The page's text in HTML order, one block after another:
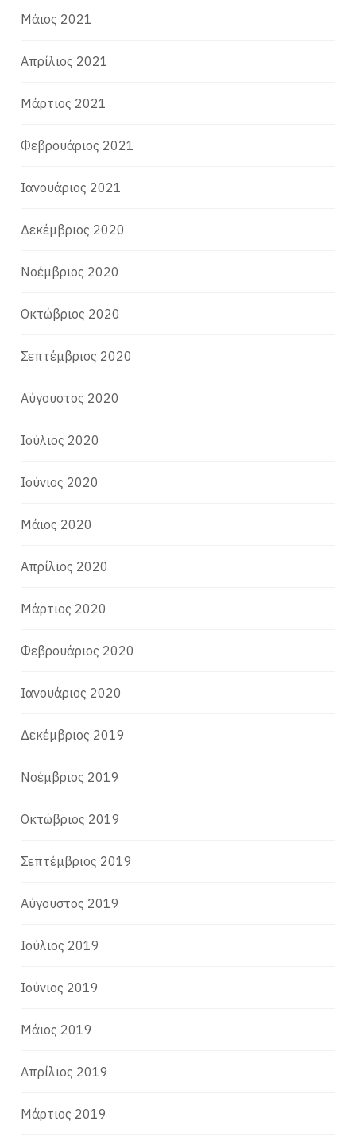
Μάιος 2021
Απρίλιος 2021
Μάρτιος 2021
Φεβρουάριος 2021
Ιανουάριος 2021
Δεκέμβριος 2020
Νοέμβριος 2020
Οκτώβριος 2020
Σεπτέμβριος 2020
Αύγουστος 2020
Ιούλιος 2020
Ιούνιος 2020
Μάιος 2020
Απρίλιος 2020
Μάρτιος 2020
Φεβρουάριος 2020
Ιανουάριος 2020
Δεκέμβριος 2019
Νοέμβριος 2019
Οκτώβριος 2019
Σεπτέμβριος 2019
Αύγουστος 2019
Ιούλιος 2019
Ιούνιος 2019
Μάιος 2019
Απρίλιος 2019
Μάρτιος 2019